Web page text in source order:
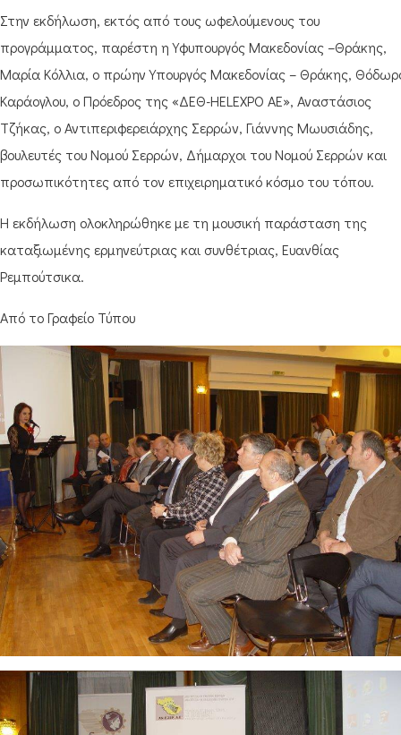
Στην εκδήλωση, εκτός από τους ωφελούμενους του
προγράμματος, παρέστη η Υφυπουργός Μακεδονίας –Θράκης,
Μαρία Κόλλια, ο πρώην Υπουργός Μακεδονίας – Θράκης,
Καράογλου, ο Πρόεδρος της «ΔΕΘ-HELEXPO ΑΕ», Αναστάσιος
Τζήκας, ο Αντιπεριφερειάρχης Σερρών, Γιάννης Μωυσιάδης,
βουλευτές του Νομού Σερρών, Δήμαρχοι του Νομού Σερρών και
προσωπικότητες από τον επιχειρηματικό κόσμο του τόπου.
Η εκδήλωση ολοκληρώθηκε με τη μουσική παράσταση της
καταξιωμένης ερμηνεύτριας και συνθέτριας, Ευανθίας
Ρεμπούτσικα.
Από το Γραφείο Τύπου